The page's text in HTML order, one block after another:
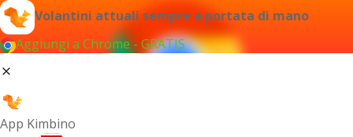
Volantini attuali sempre a portata di mano
Aggiungi a Chrome - GRATIS
App Kimbino